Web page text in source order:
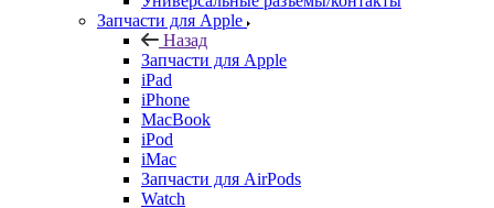
Запчасти для Apple
Назад
Запчасти для Apple
iPad
iPhone
MacBook
iPod
iMac
Запчасти для AirPods
Watch